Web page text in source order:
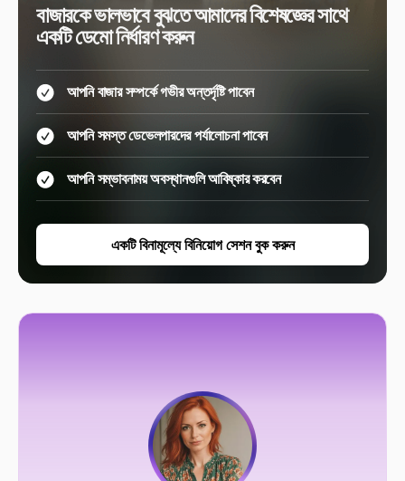
বাজারকে ভালভাবে বুঝতে আমাদের বিশেষজ্ঞের সাথে
একটি ডেমো নির্ধারণ করুন
আপনি বাজার সম্পর্কে গভীর অন্তর্দৃষ্টি পাবেন
আপনি সমস্ত ডেভেলপারদের পর্যালোচনা পাবেন
আপনি সম্ভাবনাময় অবস্থানগুলি আবিষ্কার করবেন
একটি বিনামূল্যে বিনিয়োগ সেশন বুক করুন